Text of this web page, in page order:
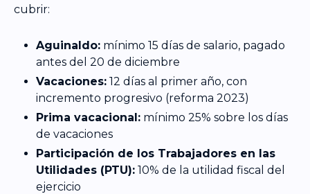
cubrir:
Aguinaldo: mínimo 15 días de salario, pagado
antes del 20 de diciembre
Vacaciones: 12 días al primer año, con
incremento progresivo (reforma 2023)
Prima vacacional: mínimo 25% sobre los días
de vacaciones
Participación de los Trabajadores en las
Utilidades (PTU): 10% de la utilidad fiscal del
ejercicio